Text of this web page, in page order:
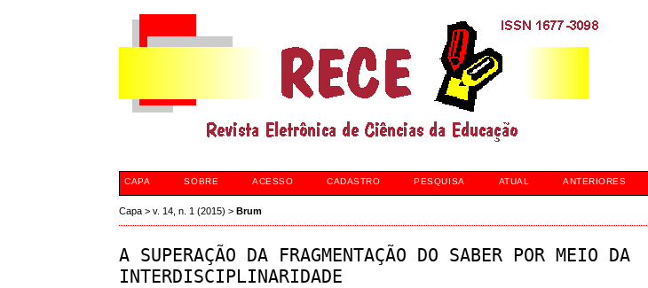
CAPA SOBRE ACESSO CADASTRO PESQUISA ATUAL ANTERIORES
Capa >v. 14, n. 1 (2015) >Brum
A SUPERAÇÃO DA FRAGMENTAÇÃO DO SABER POR MEIO DA
INTERDISCIPLINARIDADE